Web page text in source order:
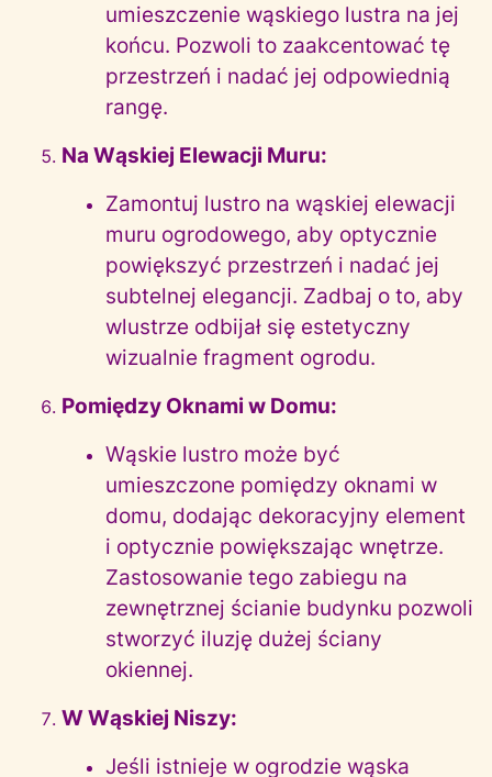
umieszczenie wąskiego lustra na jej
końcu. Pozwoli to zaakcentować tę
przestrzeń i nadać jej odpowiednią
rangę.
Na Wąskiej Elewacji Muru:
Zamontuj lustro na wąskiej elewacji
muru ogrodowego, aby optycznie
powiększyć przestrzeń i nadać jej
subtelnej elegancji. Zadbaj o to, aby
wlustrze odbijał się estetyczny
wizualnie fragment ogrodu.
Pomiędzy Oknami w Domu:
Wąskie lustro może być
umieszczone pomiędzy oknami w
domu, dodając dekoracyjny element
i optycznie powiększając wnętrze.
Zastosowanie tego zabiegu na
zewnętrznej ścianie budynku pozwoli
stworzyć iluzję dużej ściany
okiennej.
W Wąskiej Niszy:
Jeśli istnieje w ogrodzie wąska